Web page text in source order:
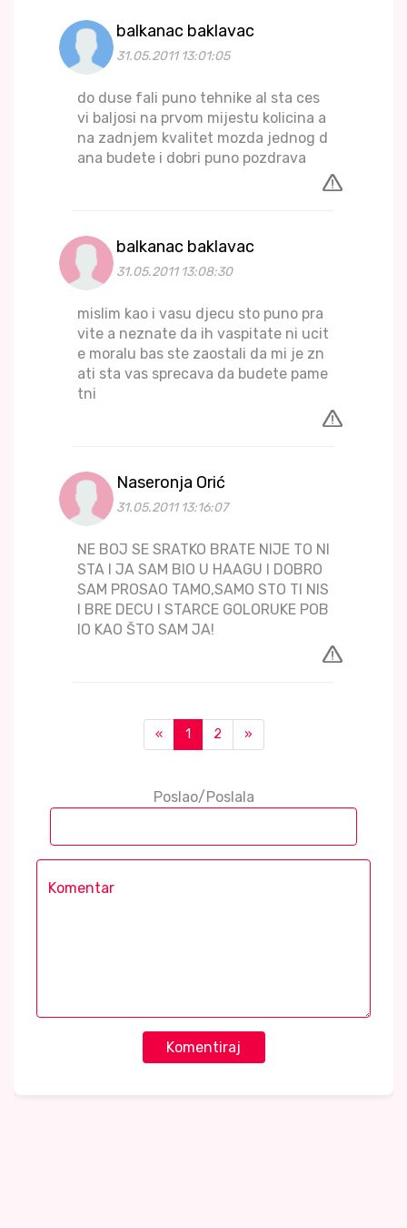
balkanac baklavac
31.05.2011 13:01:05
do duse fali puno tehnike al sta ces
vi baljosi na prvom mijestu kolicina a
na zadnjem kvalitet mozda jednog d
ana budete i dobri puno pozdrava
balkanac baklavac
31.05.2011 13:08:30
mislim kao i vasu djecu sto puno pra
vite a neznate da ih vaspitate ni ucit
e moralu bas ste zaostali da mi je zn
ati sta vas sprecava da budete pame
tni
Naseronja Orić
31.05.2011 13:16:07
NE BOJ SE SRATKO BRATE NIJE TO NI
STA I JA SAM BIO U HAAGU I DOBRO
SAM PROSAO TAMO,SAMO STO TI NIS
I BRE DECU I STARCE GOLORUKE POB
IO KAO ŠTO SAM JA!
« 1 2 »
Poslao/Poslala
Komentiraj